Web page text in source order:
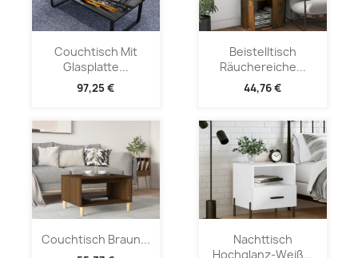
Couchtisch Mit
Glasplatte...
97,25 €
Beistelltisch
Räuchereiche...
44,76 €
Couchtisch Braun...
Nachttisch
Hochglanz-Weiß...